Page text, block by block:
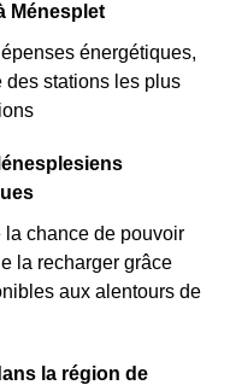
Ménesplet
énergétiques,
des stations les plus
la chance de pouvoir
la recharger grâce
aux alentours de
la région de